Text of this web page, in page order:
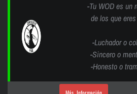
-Tu WOD es un
de los que
-Luchador o
-Sincero o
-Honesto o